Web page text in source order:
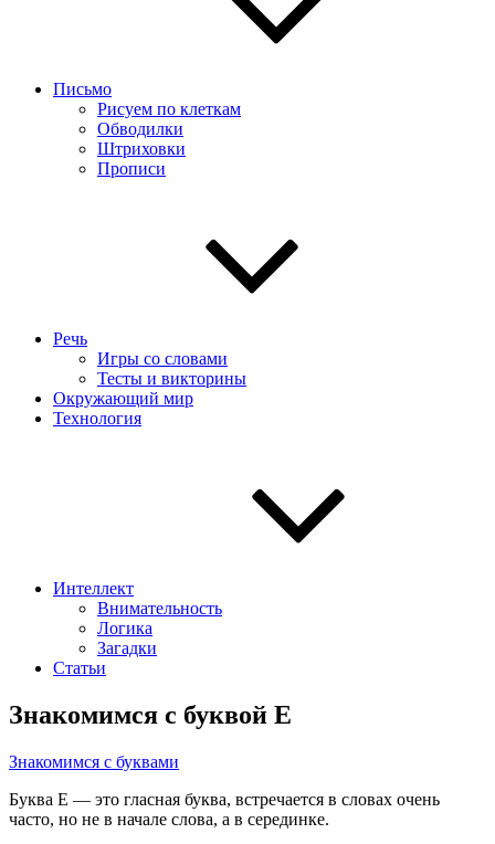
Письмо
Рисуем по клеткам
Обводилки
Штриховки
Прописи
Речь
Игры со словами
Тесты и викторины
Окружающий мир
Технология
Интеллект
Внимательность
Логика
Загадки
Статьи
Знакомимся с буквой Е
Рубрики
Знакомимся с буквамиОт
teacher
Буква Е — это гласная буква, встречается в словах очень
часто, но не в начале слова, а в серединке.